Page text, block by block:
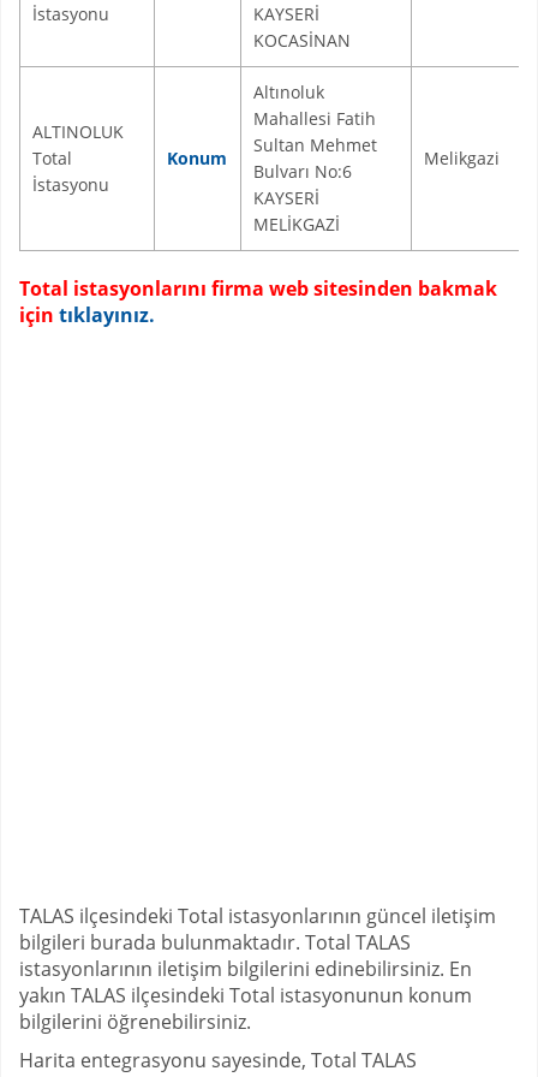
İstasyonu
KAYSERİ
KOCASİNAN
ALTINOLUK
Total
İstasyonu
Konum
Altınoluk
Mahallesi Fatih
Sultan Mehmet
Bulvarı No:6
KAYSERİ
MELİKGAZİ
Melikgazi
Total istasyonlarını firma web sitesinden bakmak
için tıklayınız.
TALAS ilçesindeki Total istasyonlarının güncel iletişim
bilgileri burada bulunmaktadır. Total TALAS
istasyonlarının iletişim bilgilerini edinebilirsiniz. En
yakın TALAS ilçesindeki Total istasyonunun konum
bilgilerini öğrenebilirsiniz.
Harita entegrasyonu sayesinde, Total TALAS